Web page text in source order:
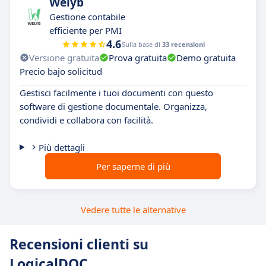
Gestione contabile
efficiente per PMI
4.6Sulla base di 33 recensioni
Versione gratuita Prova gratuita
Demo gratuita
Precio bajo solicitud
Gestisci facilmente i tuoi documenti con questo
software di gestione documentale. Organizza,
condividi e collabora con facilità.
Più dettagli
Per saperne di più
Vedere tutte le alternative
Recensioni clienti su